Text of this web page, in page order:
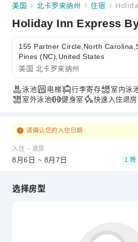
美国 北卡罗来纳州 住宿
Holiday Inn Express
155 Partner Circle,North
Pines (NC),United States
美国 北卡罗来纳州
泳池 电梯 行李寄存 室内泳
室外泳池
健身室 快速入住退房
请确认您的入住日期
入住 – 退房
8月6日 ~ 8月7日 1 晚
选择房型